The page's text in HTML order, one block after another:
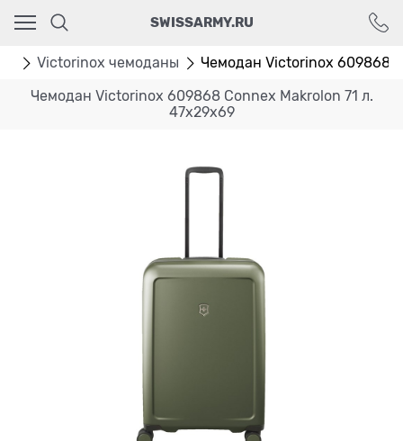
SWISSARMY.RU
Victorinox чемоданы Чемодан Victorinox 609868
Чемодан Victorinox 609868 Connex Makrolon 71 л.
47x29x69
Ваш город - Москва,
угадали?
ДА НЕТ